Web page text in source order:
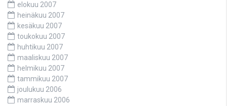
elokuu 2007
heinäkuu 2007
kesäkuu 2007
toukokuu 2007
huhtikuu 2007
maaliskuu 2007
helmikuu 2007
tammikuu 2007
joulukuu 2006
marraskuu 2006